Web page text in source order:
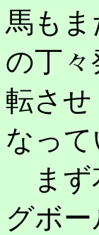
馬も
の丁
転さ
なって
まず
グボ